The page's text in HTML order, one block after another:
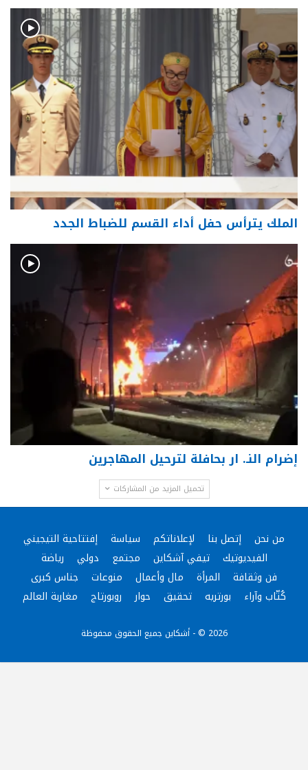
الملك يترأس حفل أداء القسم للضباط الجدد
إضرام النـ. ار بحافلة لترحيل المهاجرين
تحميل المزيد من المشاركات
من نحن إتصل بنا لإعلاناتكم سياسة
إفتتاحية التيجيني
الفيديوتيك
تيفي آشكاين مجتمع دولي
رياضة
فن وثقافة
المرأة مال وأعمال منوعات
جناس كبرى
كُتّاب وآراء
بورتريه تحقيق حوار روبورتاج مغاربة العالم
2026 © - أشكاين جميع الحقوق محفوظة